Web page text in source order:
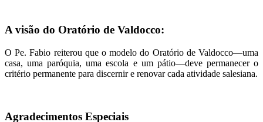
A visão do Oratório de Valdocco:
O Pe. Fabio reiterou que o modelo do Oratório de Valdocco—uma
casa, uma paróquia, uma escola e um pátio—deve permanecer o
critério permanente para discernir e renovar cada atividade salesiana.
Agradecimentos Especiais